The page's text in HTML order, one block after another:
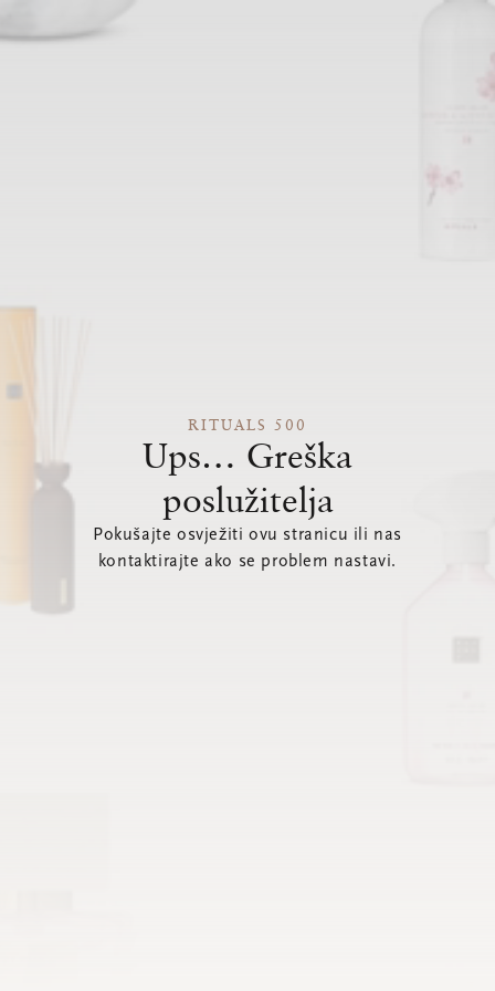
RITUALS 500
Ups… Greška
poslužitelja
Pokušajte osvježiti ovu stranicu ili nas
kontaktirajte ako se problem nastavi.